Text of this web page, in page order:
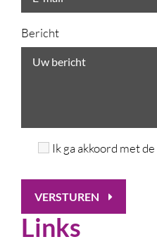
Bericht
Ik ga akkoord met de
VERSTUREN
Links